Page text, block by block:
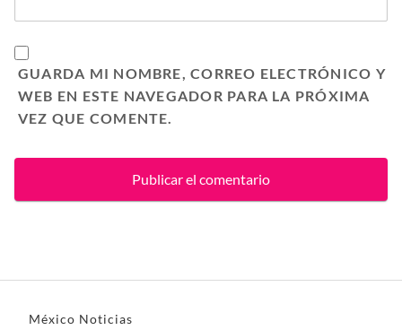
GUARDA MI NOMBRE, CORREO ELECTRÓNICO Y
WEB EN ESTE NAVEGADOR PARA LA PRÓXIMA
VEZ QUE COMENTE.
México Noticias